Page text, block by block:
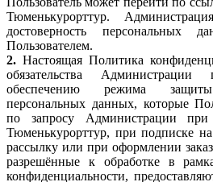
Тюменькурорттур.
достоверность персональных
Пользователем.
2. Настоящая Политика
обязательства
обеспечению режима защиты
персональных данных, которые
по запросу Администрации при
Тюменькурорттур, при подписке
рассылку или при оформлении
разрешённые к обработке в
конфиденциальности,